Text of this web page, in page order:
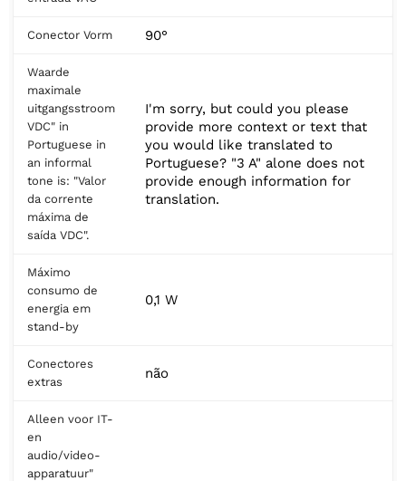
Conector Vorm 90°
Waarde
maximale
uitgangsstroom
VDC" in
Portuguese in
an informal
tone is: "Valor
da corrente
máxima de
saída VDC".
I'm sorry, but could you please
provide more context or text that
you would like translated to
Portuguese? "3 A" alone does not
provide enough information for
translation.
Máximo
consumo de
energia em
stand-by
0,1 W
Conectores
extras
não
Alleen voor IT-
en
audio/video-
apparatuur"